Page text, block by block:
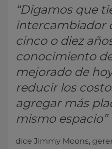
“Digamos que
intercambiador
cinco o diez
conocimiento
mejorado de
reducir los
agregar más
mismo espacio”
dice Jimmy Moons,